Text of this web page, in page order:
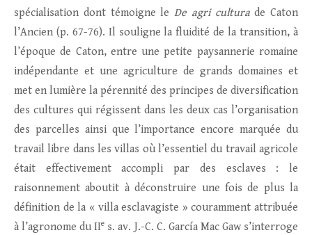
spécialisation dont témoigne le De agri culturade Caton
l’Ancien (p. 67-76). Il souligne la fluidité de la transition, à
l’époque de Caton, entre une petite paysannerie romaine
indépendante et une agriculture de grands domaines et
met en lumière la pérennité des principes de diversification
des cultures qui régissent dans les deux cas l’organisation
des parcelles ainsi que l’importance encore marquée du
travail libre dans les villas où l’essentiel du travail agricole
était effectivement accompli par des esclaves : le
raisonnement aboutit à déconstruire une fois de plus la
définition de la « villa esclavagiste » couramment attribuée
à l’agronome du IIe s. av. J.-C. C. García Mac Gaw s’interroge